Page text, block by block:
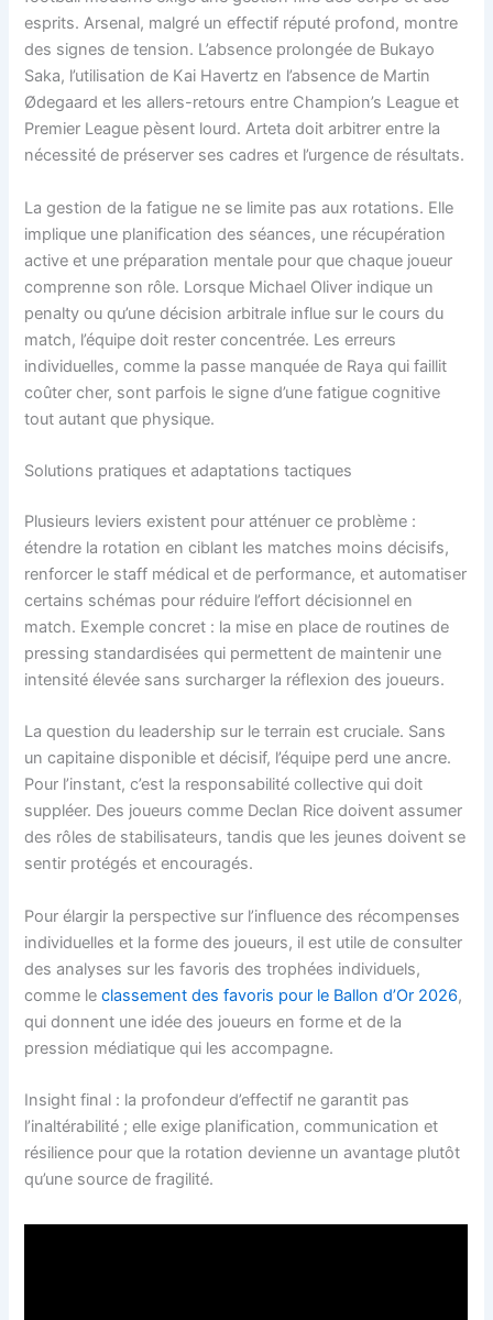
esprits. Arsenal, malgré un effectif réputé profond, montre
des signes de tension. L’absence prolongée de Bukayo
Saka, l’utilisation de Kai Havertz en l’absence de Martin
Ødegaard et les allers-retours entre Champion’s League et
Premier League pèsent lourd. Arteta doit arbitrer entre la
nécessité de préserver ses cadres et l’urgence de résultats.
La gestion de la fatigue ne se limite pas aux rotations. Elle
implique une planification des séances, une récupération
active et une préparation mentale pour que chaque joueur
comprenne son rôle. Lorsque Michael Oliver indique un
penalty ou qu’une décision arbitrale influe sur le cours du
match, l’équipe doit rester concentrée. Les erreurs
individuelles, comme la passe manquée de Raya qui faillit
coûter cher, sont parfois le signe d’une fatigue cognitive
tout autant que physique.
Solutions pratiques et adaptations tactiques
Plusieurs leviers existent pour atténuer ce problème :
étendre la rotation en ciblant les matches moins décisifs,
renforcer le staff médical et de performance, et automatiser
certains schémas pour réduire l’effort décisionnel en
match. Exemple concret : la mise en place de routines de
pressing standardisées qui permettent de maintenir une
intensité élevée sans surcharger la réflexion des joueurs.
La question du leadership sur le terrain est cruciale. Sans
un capitaine disponible et décisif, l’équipe perd une ancre.
Pour l’instant, c’est la responsabilité collective qui doit
suppléer. Des joueurs comme Declan Rice doivent assumer
des rôles de stabilisateurs, tandis que les jeunes doivent se
sentir protégés et encouragés.
Pour élargir la perspective sur l’influence des récompenses
individuelles et la forme des joueurs, il est utile de consulter
des analyses sur les favoris des trophées individuels,
comme leclassement des favoris pour le Ballon d’Or 2026,
qui donnent une idée des joueurs en forme et de la
pression médiatique qui les accompagne.
Insight final : la profondeur d’effectif ne garantit pas
l’inaltérabilité ; elle exige planification, communication et
résilience pour que la rotation devienne un avantage plutôt
qu’une source de fragilité.